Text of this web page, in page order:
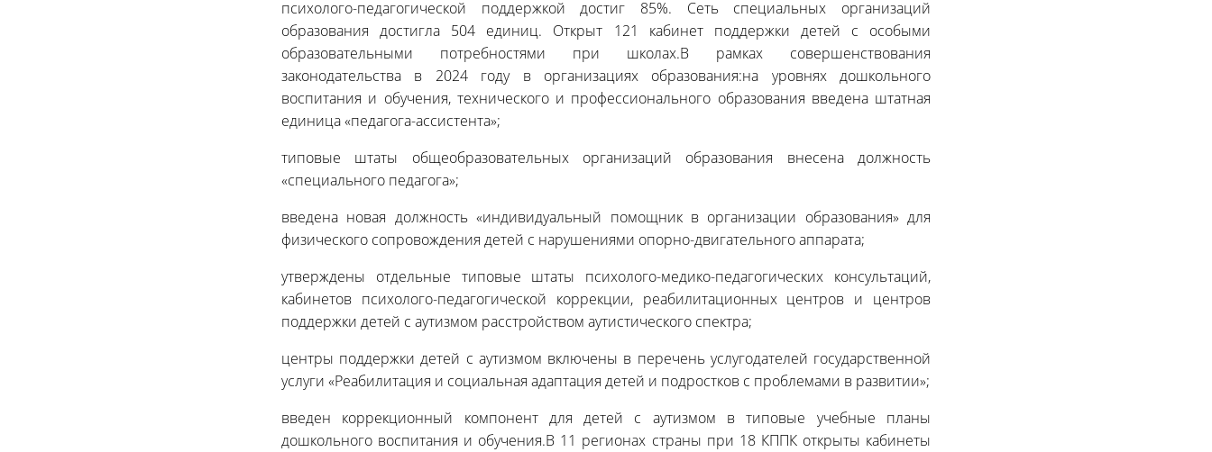
психолого-педагогической поддержкой достиг 85%. Сеть специальных организаций
образования достигла 504 единиц. Открыт 121 кабинет поддержки детей с особыми
образовательными потребностями при школах.В рамках совершенствования
законодательства в 2024 году в организациях образования:на уровнях дошкольного
воспитания и обучения, технического и профессионального образования введена штатная
единица «педагога-ассистента»;
типовые штаты общеобразовательных организаций образования внесена должность
«специального педагога»;
введена новая должность «индивидуальный помощник в организации образования» для
физического сопровождения детей с нарушениями опорно-двигательного аппарата;
утверждены отдельные типовые штаты психолого-медико-педагогических консультаций,
кабинетов психолого-педагогической коррекции, реабилитационных центров и центров
поддержки детей с аутизмом расстройством аутистического спектра;
центры поддержки детей с аутизмом включены в перечень услугодателей государственной
услуги «Реабилитация и социальная адаптация детей и подростков с проблемами в развитии»;
введен коррекционный компонент для детей с аутизмом в типовые учебные планы
дошкольного воспитания и обучения.В 11 регионах страны при 18 КППК открыты кабинеты